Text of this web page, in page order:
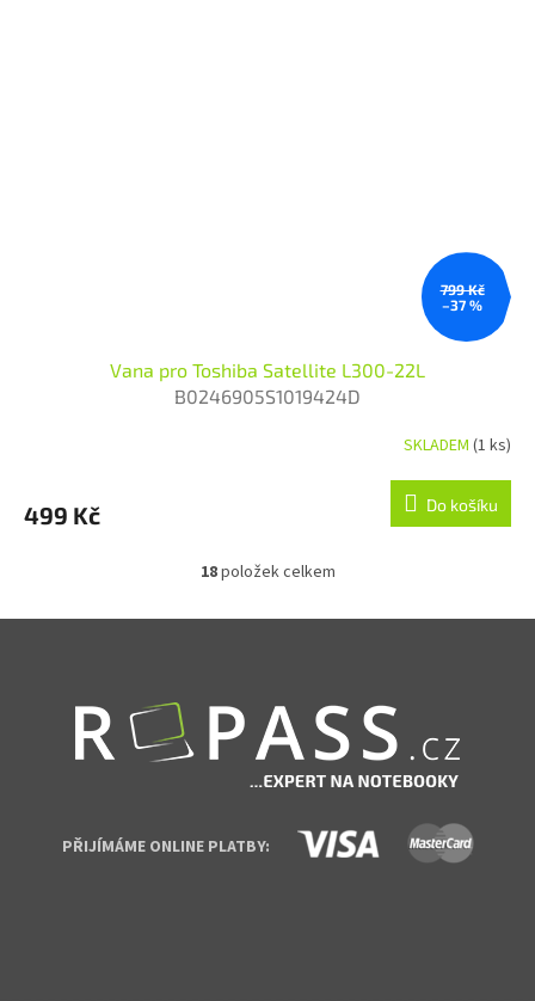
799 Kč
–37 %
Vana pro Toshiba Satellite L300-22L
B0246905S1019424D
SKLADEM (1 ks)
499 Kč Do košíku
Ovládací prvky výpisu
18položek celkem
PŘIJÍMÁME ONLINE PLATBY: